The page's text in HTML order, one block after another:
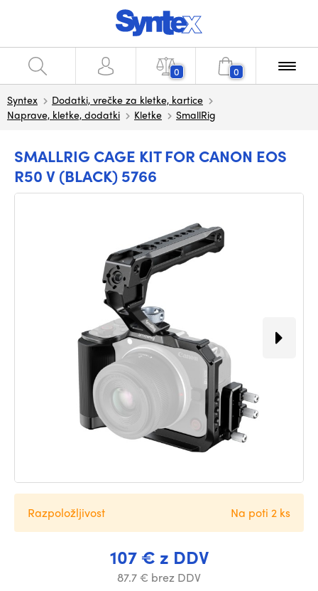
0 0
Syntex
Dodatki, vrečke za kletke, kartice
Naprave, kletke, dodatki
Kletke SmallRig
SMALLRIG CAGE KIT FOR CANON EOS
R50 V (BLACK) 5766
107 € z DDV
87.7 € brez DDV
Razpoložljivost Na poti 2 ks